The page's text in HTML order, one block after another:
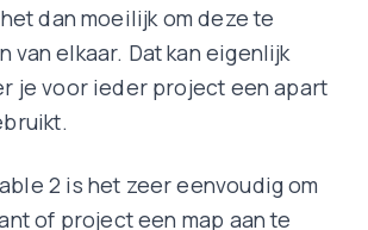
dan moeilijk om deze te
van elkaar. Dat kan eigenlijk
je voor ieder project een apart
2 is het zeer eenvoudig om
of project een map aan te